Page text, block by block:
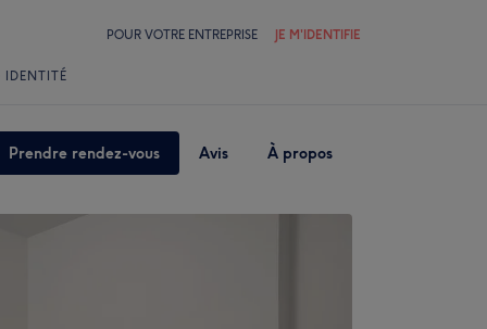
POUR VOTRE ENTREPRISE JE M'IDENTIFIE
IDENTITÉ
Prendre rendez-vous Avis À propos